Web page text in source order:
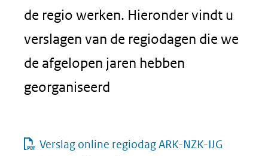
de regio werken. Hieronder vindt u
verslagen van de regiodagen die we
de afgelopen jaren hebben
georganiseerd
Verslag online regiodag ARK-NZK-IJG